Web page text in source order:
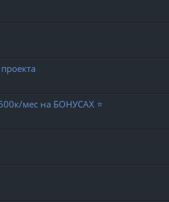
мес на БОНУСАХ ⭐️